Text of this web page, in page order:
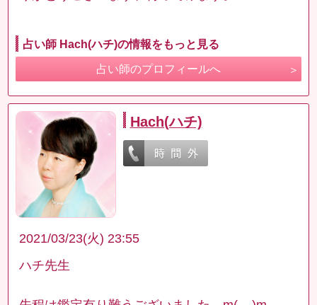
占い師 Hach(ハチ)の情報をもっと見る
占い師のプロフィールへ
Hach(ハチ)
2021/03/23(火) 23:55
ハチ先生